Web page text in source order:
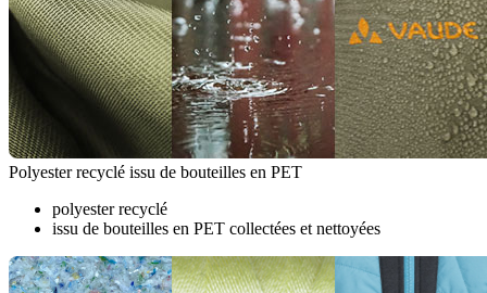
Polyester recyclé issu de bouteilles en PET
polyester recyclé
issu de bouteilles en PET collectées et nettoyées